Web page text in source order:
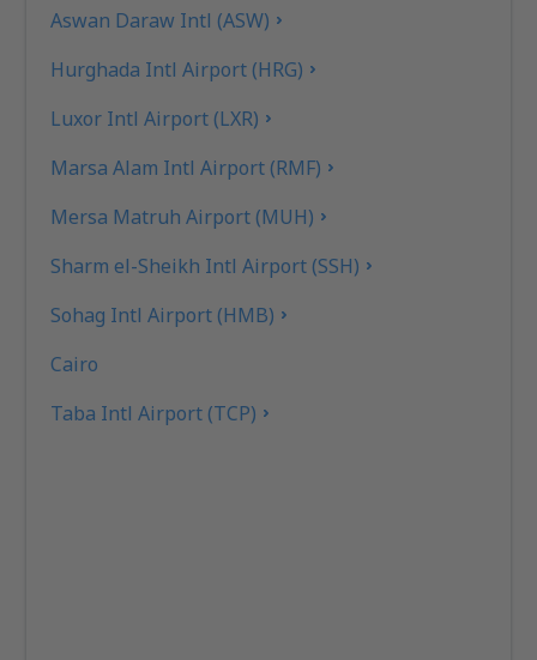
Aswan Daraw Intl (ASW)
Hurghada Intl Airport (HRG)
Luxor Intl Airport (LXR)
Marsa Alam Intl Airport (RMF)
Mersa Matruh Airport (MUH)
Sharm el-Sheikh Intl Airport (SSH)
Sohag Intl Airport (HMB)
Cairo
Taba Intl Airport (TCP)